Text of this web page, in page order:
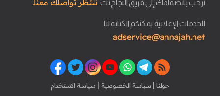
نرحب بانضمامك إلى فريق النجاح نت. ننتظر تواصلك معنا.
للخدمات الإعلانية يمكنكم الكتابة لنا
حولنا | سياسة الخصوصية | سياسة الاستخدام